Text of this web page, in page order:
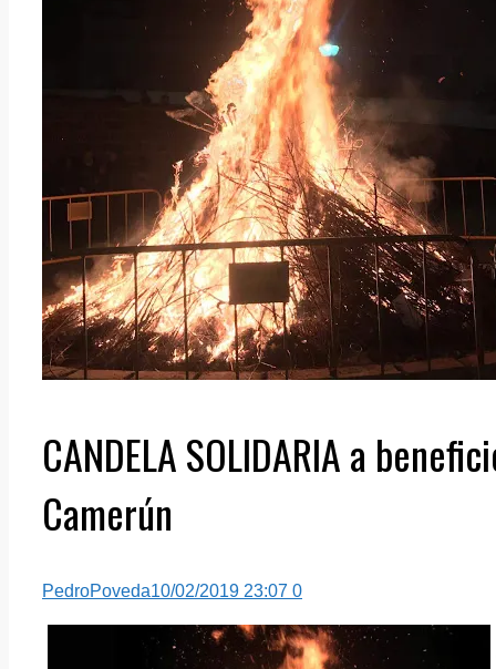
CANDELA SOLIDARIA a
Camerún
PedroPoveda10/02/2019 23:07 0